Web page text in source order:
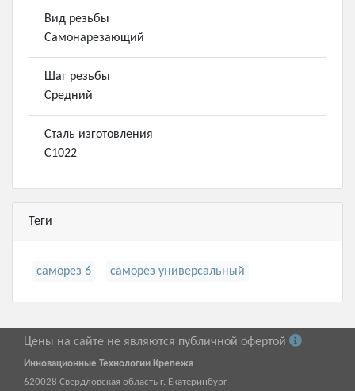
Вид резьбы
Самонарезающий
Шаг резьбы
Средний
Сталь изготовления
С1022
Теги
саморез 6 саморез универсальный
Цены на сайте не являются публичной офертой
Инновационные Технологии Крепежа
620028 Свердловская область г. Екатеринбург